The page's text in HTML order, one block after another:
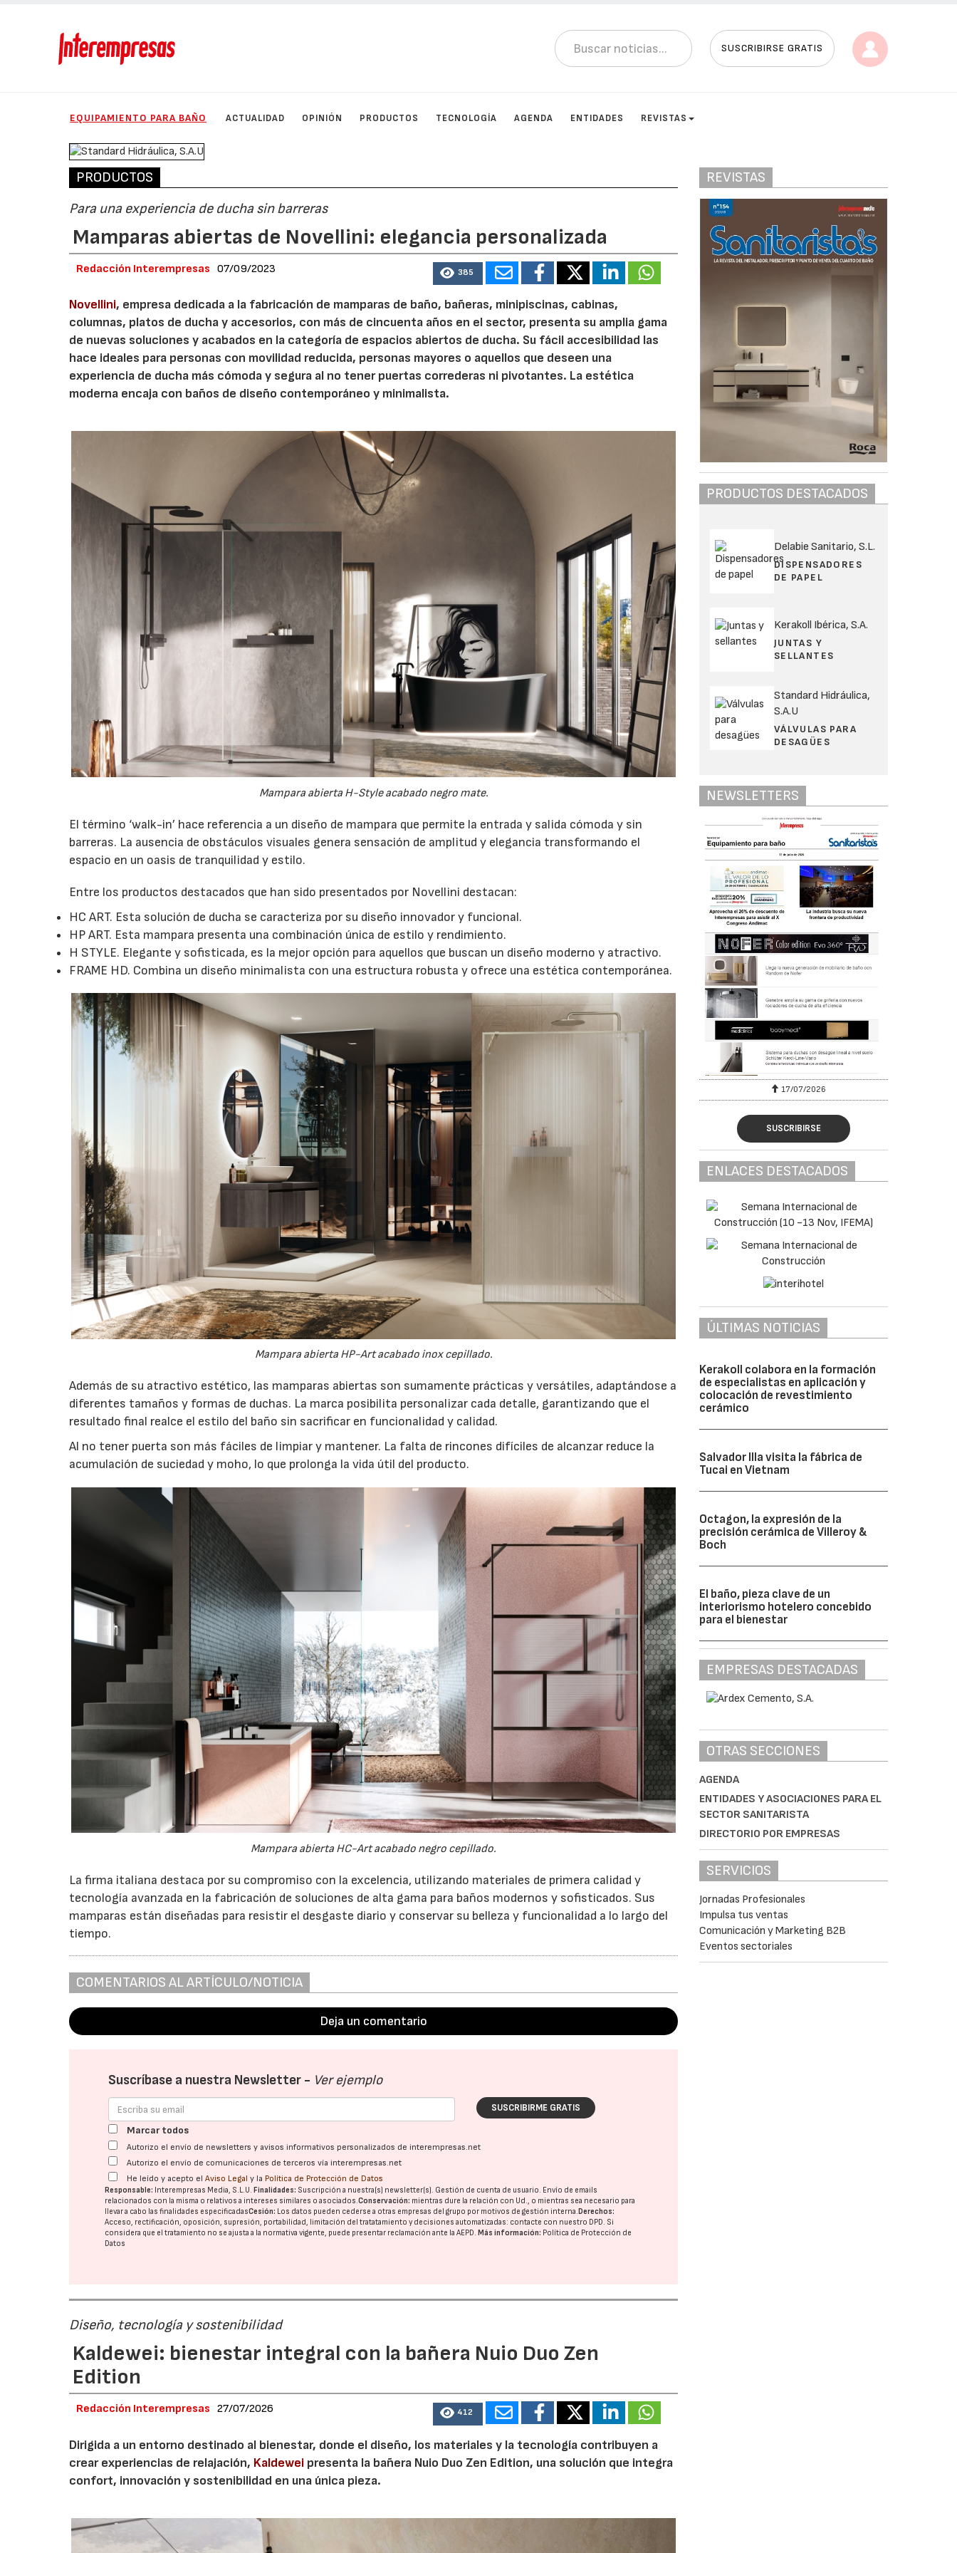
SUSCRIBIRSE GRATIS
EQUIPAMIENTO PARA BAÑO ACTUALIDAD OPINIÓN PRODUCTOS TECNOLOGÍA AGENDA ENTIDADES REVISTAS
PRODUCTOS
Para una experiencia de ducha sin barreras
Mamparas abiertas de Novellini: elegancia personalizada
Redacción Interempresas 07/09/2023 385
Novellini, empresa dedicada a la fabricación de mamparas de baño, bañeras, minipiscinas, cabinas,
columnas, platos de ducha y accesorios, con más de cincuenta años en el sector, presenta su amplia gama
de nuevas soluciones y acabados en la categoría de espacios abiertos de ducha. Su fácil accesibilidad las
hace ideales para personas con movilidad reducida, personas mayores o aquellos que deseen una
experiencia de ducha más cómoda y segura al no tener puertas correderas ni pivotantes. La estética
moderna encaja con baños de diseño contemporáneo y minimalista.
Mampara abierta H-Style acabado negro mate.
El término ‘walk-in’ hace referencia a un diseño de mampara que permite la entrada y salida cómoda y sin
barreras. La ausencia de obstáculos visuales genera sensación de amplitud y elegancia transformando el
espacio en un oasis de tranquilidad y estilo.
Entre los productos destacados que han sido presentados por Novellini destacan:
HC ART. Esta solución de ducha se caracteriza por su diseño innovador y funcional.
HP ART. Esta mampara presenta una combinación única de estilo y rendimiento.
H STYLE. Elegante y sofisticada, es la mejor opción para aquellos que buscan un diseño moderno y atractivo.
FRAME HD. Combina un diseño minimalista con una estructura robusta y ofrece una estética contemporánea.
Mampara abierta HP-Art acabado inox cepillado.
Además de su atractivo estético, las mamparas abiertas son sumamente prácticas y versátiles, adaptándose a
diferentes tamaños y formas de duchas. La marca posibilita personalizar cada detalle, garantizando que el
resultado final realce el estilo del baño sin sacrificar en funcionalidad y calidad.
Al no tener puerta son más fáciles de limpiar y mantener. La falta de rincones difíciles de alcanzar reduce la
acumulación de suciedad y moho, lo que prolonga la vida útil del producto.
Mampara abierta HC-Art acabado negro cepillado.
La firma italiana destaca por su compromiso con la excelencia, utilizando materiales de primera calidad y
tecnología avanzada en la fabricación de soluciones de alta gama para baños modernos y sofisticados. Sus
mamparas están diseñadas para resistir el desgaste diario y conservar su belleza y funcionalidad a lo largo del
tiempo.
COMENTARIOS AL ARTÍCULO/NOTICIA
Deja un comentario
Suscríbase a nuestra Newsletter - Ver ejemplo
SUSCRIBIRME GRATIS
Marcar todos
Autorizo el envío de newsletters y avisos informativos personalizados de interempresas.net
Autorizo el envío de comunicaciones de terceros vía interempresas.net
He leído y acepto elAviso Legal y la Política de Protección de Datos
Responsable: Interempresas Media, S.L.U. Finalidades: Suscripción a nuestra(s) newsletter(s). Gestión de cuenta de usuario. Envío de emails
relacionados con la misma o relativos a intereses similares o asociados.Conservación: mientras dure la relación con Ud., o mientras sea necesario para
llevar a cabo las finalidades especificadasCesión: Los datos pueden cederse a otras empresas del grupo por motivos de gestión interna. Derechos:
Acceso, rectificación, oposición, supresión, portabilidad, limitación del tratatamiento y decisiones automatizadas: contacte con nuestro DPD. Si
considera que el tratamiento no se ajusta a la normativa vigente, puede presentar reclamación ante laAEPD. Más información: Política de Protección de
Datos
Diseño, tecnología y sostenibilidad
Kaldewei: bienestar integral con la bañera Nuio Duo Zen
Edition
Redacción Interempresas 27/07/2026 412
Dirigida a un entorno destinado al bienestar, donde el diseño, los materiales y la tecnología contribuyen a
crear experiencias de relajación, Kaldewei presenta la bañera Nuio Duo Zen Edition, una solución que integra
confort, innovación y sostenibilidad en una única pieza.
REVISTAS
PRODUCTOS DESTACADOS
Delabie Sanitario, S.L.
DISPENSADORES
DE PAPEL
Kerakoll Ibérica, S.A.
JUNTAS Y
SELLANTES
Standard Hidráulica,
S.A.U
VÁLVULAS PARA
DESAGÜES
NEWSLETTERS
17/07/2026 17/07/2026
SUSCRIBIRSE
ENLACES DESTACADOS
ÚLTIMAS NOTICIAS
Kerakoll colabora en la formación
de especialistas en aplicación y
colocación de revestimiento
cerámico
Salvador Illa visita la fábrica de
Tucai en Vietnam
Octagon, la expresión de la
precisión cerámica de Villeroy &
Boch
El baño, pieza clave de un
interiorismo hotelero concebido
para el bienestar
EMPRESAS DESTACADAS
OTRAS SECCIONES
AGENDA
ENTIDADES Y ASOCIACIONES PARA EL
SECTOR SANITARISTA
DIRECTORIO POR EMPRESAS
SERVICIOS
Jornadas Profesionales
Impulsa tus ventas
Comunicación y Marketing B2B
Eventos sectoriales